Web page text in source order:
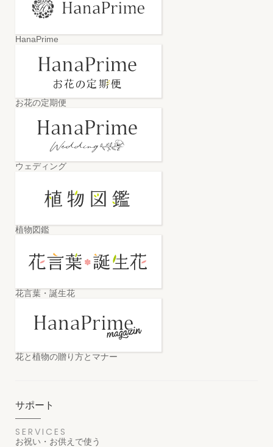
HanaPrime
お花の定期便
ウェディング
植物図鑑
花言葉・誕生花
花と植物の贈り方とマナー
サポート
SERVICES
お祝い・お供えで使う